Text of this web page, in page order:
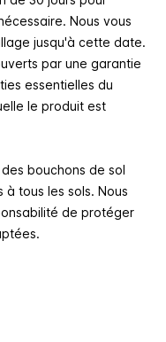
Nous vous
jusqu'à cette date.
par une garantie
essentielles du
le produit est
bouchons de sol
tous les sols. Nous
de protéger